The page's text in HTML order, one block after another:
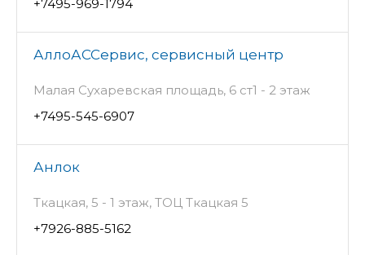
+7495-969-1794
АллоАССервис, сервисный центр
Малая Сухаревская площадь, 6 ст1 - 2 этаж
+7495-545-6907
Анлок
Ткацкая, 5 - 1 этаж, ТОЦ Ткацкая 5
+7926-885-5162